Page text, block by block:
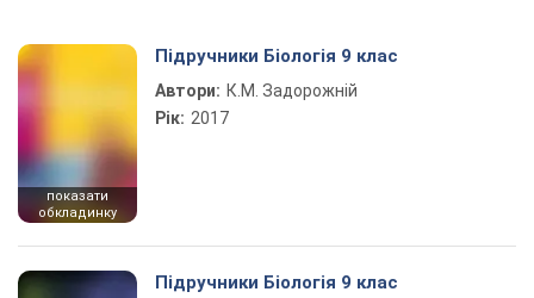
показати
обкладинку
Підручники Біологія 9 клас
Автори: К.М. Задорожній
Рік: 2017
Підручники Біологія 9 клас